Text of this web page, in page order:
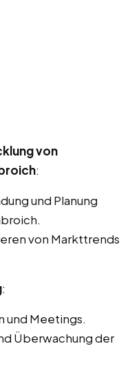
von
:
und Planung
von Markttrends
:
und Meetings.
Überwachung der